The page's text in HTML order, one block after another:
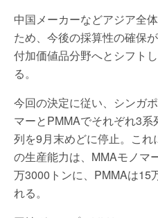
中国メーカーなどアジア全
ため、今後の採算性の確保
付加価値品分野へとシフト
る。
今回の決定に従い、シンガ
マーとPMMAでそれぞれ3
列を9月末めどに停止。こ
の生産能力は、MMAモノマ
万3000トンに、PMMAは15
れる。